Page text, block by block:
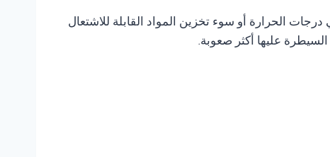
الحرارة أو سوء تخزين المواد القابلة للاشتعال
عليها أكثر صعوبة.